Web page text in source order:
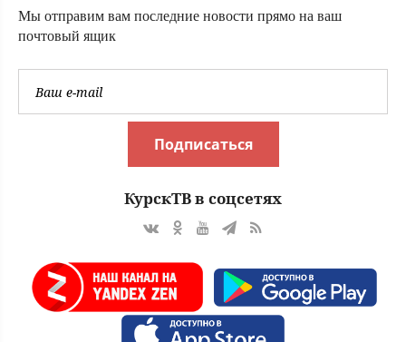
Мы отправим вам последние новости прямо на ваш
почтовый ящик
Подписаться
КурскТВ в соцсетях